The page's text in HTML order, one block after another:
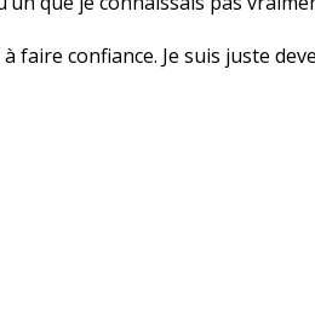
faire confiance. Je suis juste